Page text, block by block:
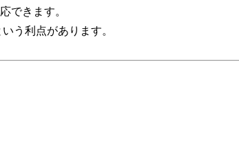
できます。
いう利点があります。